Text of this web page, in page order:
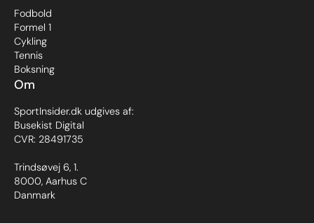
Om
SportInsider.dk udgives af:
Busekist Digital
CVR: 28491735
Trindsøvej 6, 1.
8000, Aarhus C
Danmark
Fodbold
Formel 1
Cykling
Tennis
Boksning